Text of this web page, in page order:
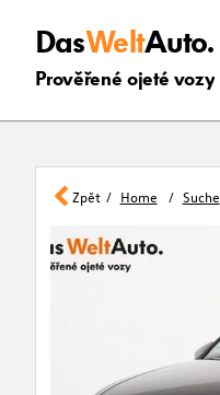
DasWeltAuto.
Prověřené ojeté vozy
Zpět Home Suche